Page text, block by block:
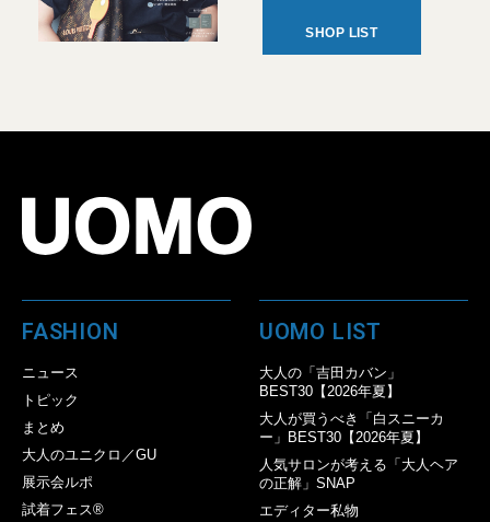
SHOP LIST
FASHION
ニュース
トピック
まとめ
大人のユニクロ／GU
展示会ルポ
試着フェス®︎
UOMO LIST
大人の「吉田カバン」
BEST30【2026年夏】
大人が買うべき「白スニーカ
ー」BEST30【2026年夏】
人気サロンが考える「大人ヘア
の正解」SNAP
エディター私物